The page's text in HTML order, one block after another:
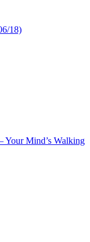
18)
Your Mind’s Walking